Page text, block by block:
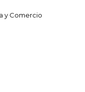
y Comercio